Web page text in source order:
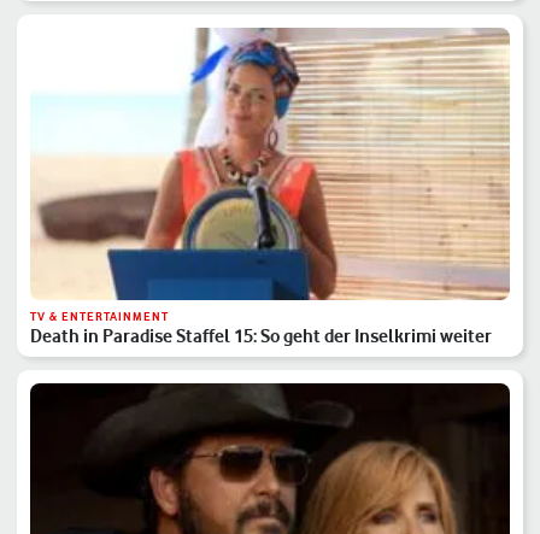
TV & ENTERTAINMENT
Death in Paradise Staffel 15: So geht der Inselkrimi weiter